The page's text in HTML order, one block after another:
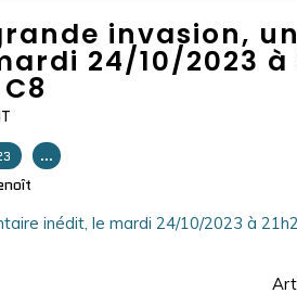
invasion, un
24/10/2023 à
…